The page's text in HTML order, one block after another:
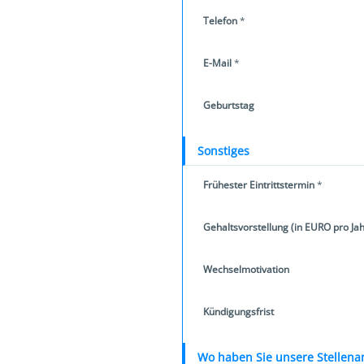
Telefon*
E-Mail*
Geburtstag
Sonstiges
Frühester Eintrittstermin*
Gehaltsvorstellung (in EURO pro
Wechselmotivation
Kündigungsfrist
Wo haben Sie unsere